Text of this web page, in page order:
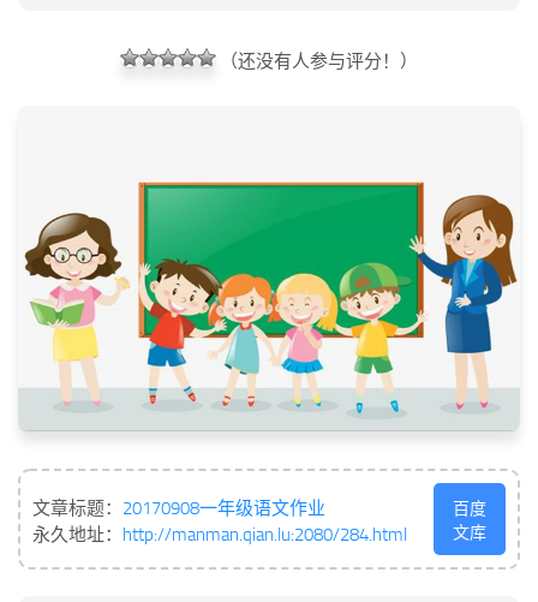
（还没有人参与评分！）
文章标题： 20170908一年级语文作业
永久地址： http://manman.qian.lu:2080/284.html
百度
文库